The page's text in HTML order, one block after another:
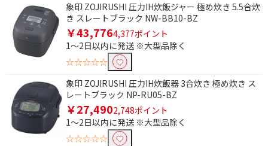
象印 ZOJIRUSHI 圧力IH炊飯ジャー 極め炊き 5.5合炊
き スレートブラック NW-BB10-BZ
￥43,7764,377ポイント
1～2日以内に発送 ※大型品除く
☆☆☆☆☆
象印 ZOJIRUSHI 圧力IH炊飯器 3合炊き 極め炊き ス
レートブラック NP-RU05-BZ
￥27,4902,748ポイント
1～2日以内に発送 ※大型品除く
☆☆☆☆☆
炊飯容量で絞り込む
1.5合
2合
3合
5.5合
1升
1.5升
5.6合～1升
1.1～3升